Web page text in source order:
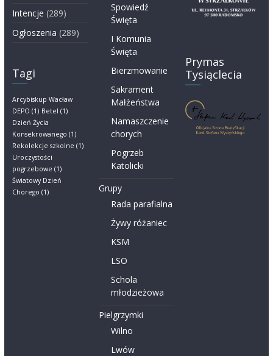
Intencje (289)
Ogłoszenia (289)
Tagi
Arcybiskup Wacław
DEPO (1) Betel (1)
Dzień Życia
Konsekrowanego (1)
Rekolekcje szkolne (1)
Uroczystości
pogrzebowe (1)
Światowy Dzień
Chorego (1)
Spowiedź
Święta
I Komunia
Święta
Bierzmowanie
Sakrament
Małżeństwa
Namaszczenie
chorych
Pogrzeb
Katolicki
Grupy
Rada parafialna
Żywy różaniec
KSM
LSO
Schola
młodzieżowa
Pielgrzymki
Wilno
Lwów
Prymas
Tysiąclecia